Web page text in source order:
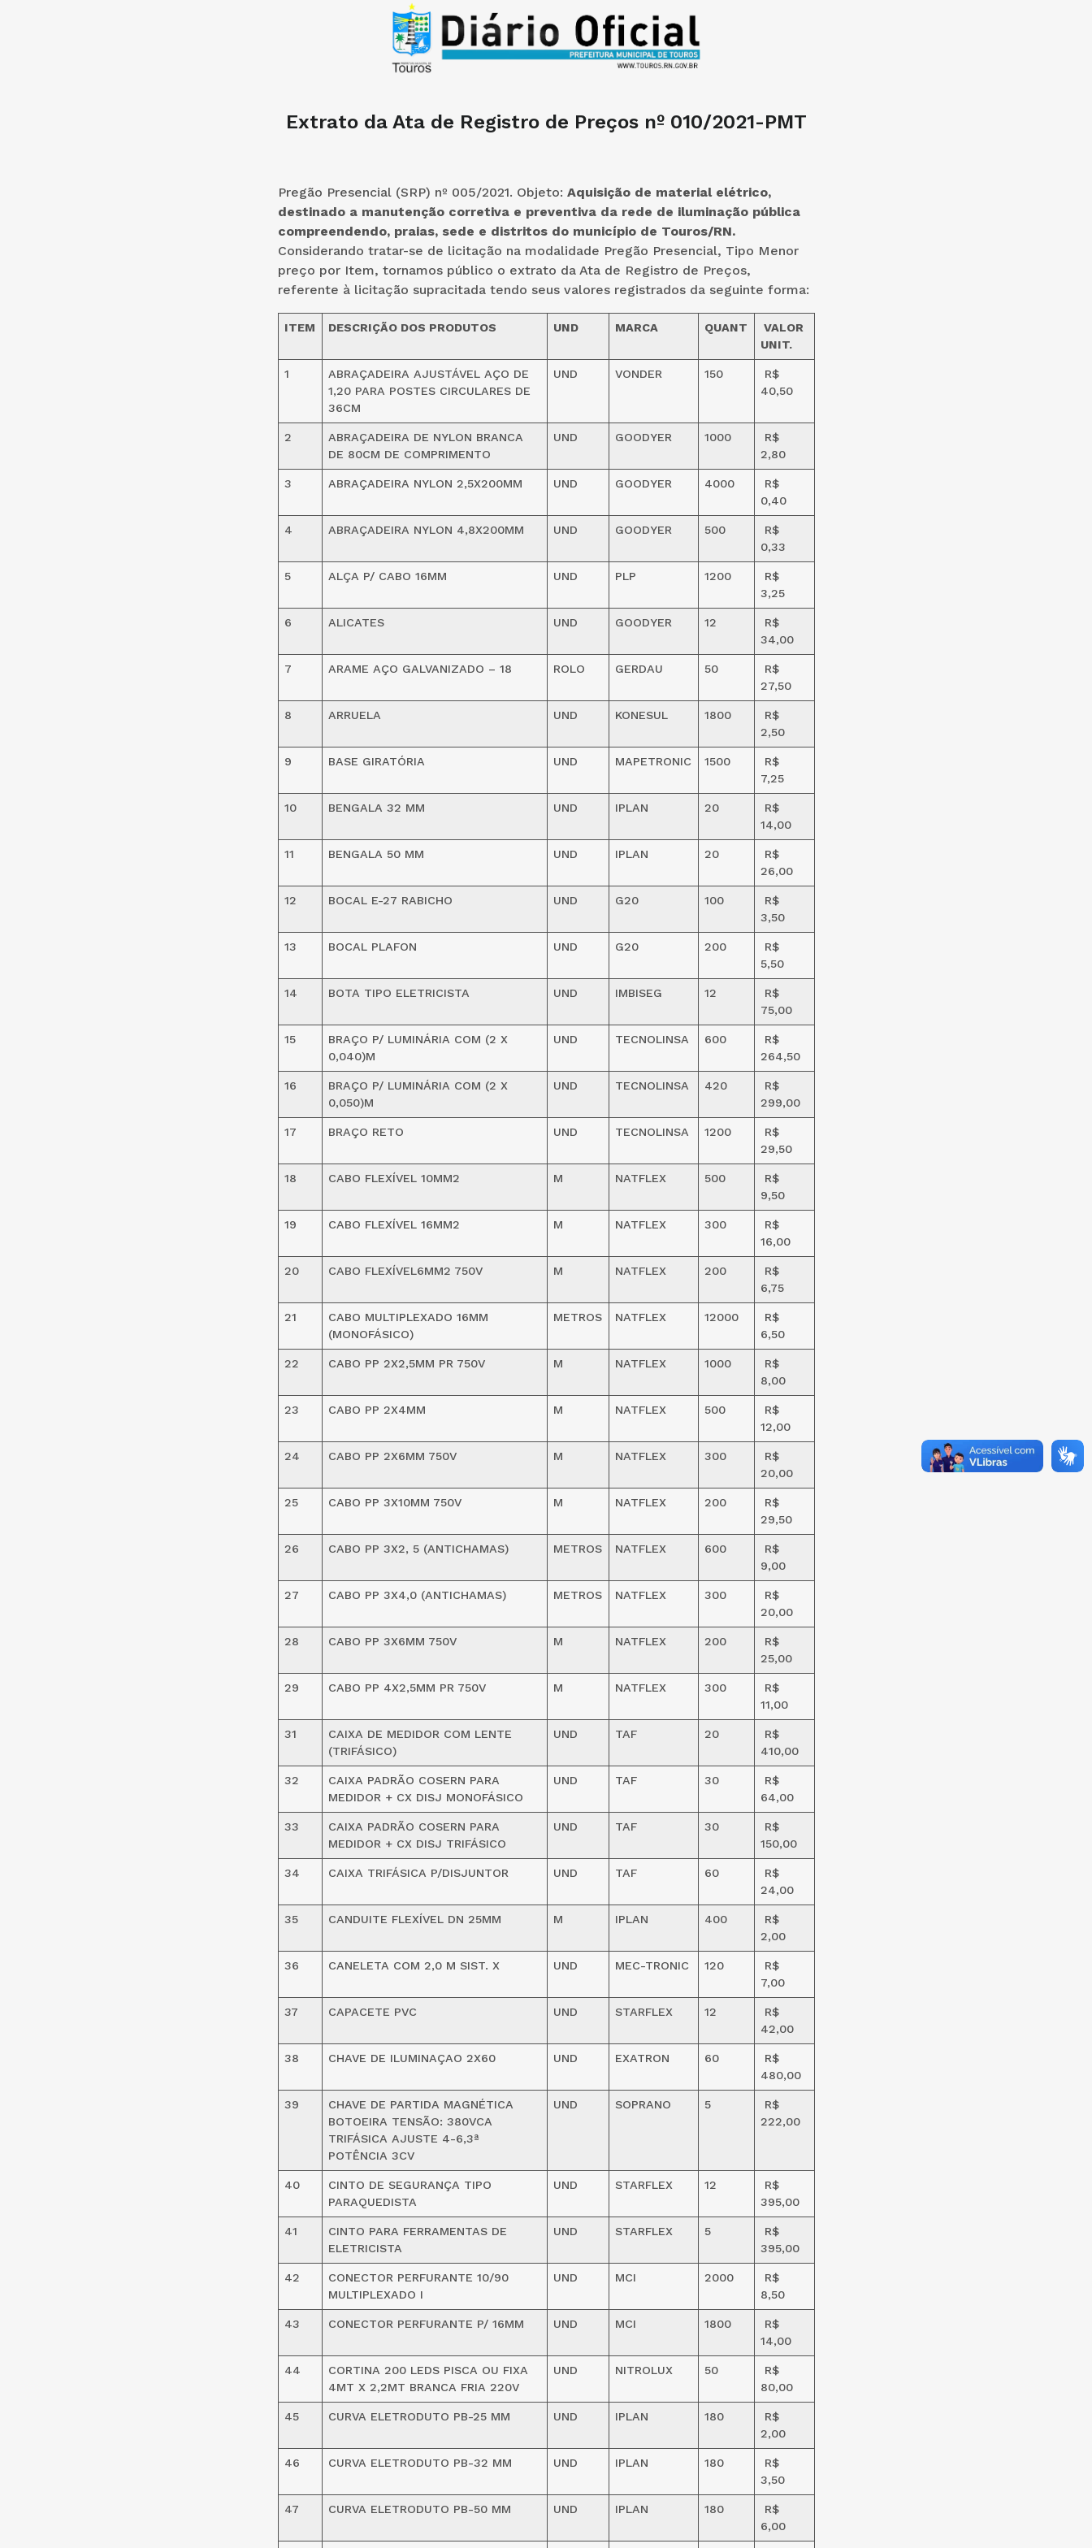
Extrato da Ata de Registro de Preços nº 010/2021-PMT
Pregão Presencial (SRP) nº 005/2021. Objeto: Aquisição de material elétrico,
destinado a manutenção corretiva e preventiva da rede de iluminação pública
compreendendo, praias, sede e distritos do município de Touros/RN.
Considerando tratar-se de licitação na modalidade Pregão Presencial, Tipo Menor
preço por Item, tornamos público o extrato da Ata de Registro de Preços,
referente à licitação supracitada tendo seus valores registrados da seguinte forma:
ITEM DESCRIÇÃO DOS PRODUTOS UND MARCA QUANT
VALOR
UNIT.
1
ABRAÇADEIRA AJUSTÁVEL AÇO DE
1,20 PARA POSTES CIRCULARES DE
36CM
UND VONDER 150
R$
40,50
2
ABRAÇADEIRA DE NYLON BRANCA
DE 80CM DE COMPRIMENTO
UND GOODYER 1000
R$
2,80
3 ABRAÇADEIRA NYLON 2,5X200MM UND GOODYER 4000
R$
0,40
4 ABRAÇADEIRA NYLON 4,8X200MM UND GOODYER 500
R$
0,33
5 ALÇA P/ CABO 16MM UND PLP 1200
R$
3,25
6 ALICATES UND GOODYER 12
R$
34,00
7 ARAME AÇO GALVANIZADO – 18 ROLO GERDAU 50
R$
27,50
8 ARRUELA UND KONESUL 1800
R$
2,50
9 BASE GIRATÓRIA UND MAPETRONIC 1500
R$
7,25
10 BENGALA 32 MM UND IPLAN 20
R$
14,00
11 BENGALA 50 MM UND IPLAN 20
R$
26,00
12 BOCAL E-27 RABICHO UND G20 100
R$
3,50
13 BOCAL PLAFON UND G20 200
R$
5,50
14 BOTA TIPO ELETRICISTA UND IMBISEG 12
R$
75,00
15
BRAÇO P/ LUMINÁRIA COM (2 X
0,040)M
UND TECNOLINSA 600
R$
264,50
16
BRAÇO P/ LUMINÁRIA COM (2 X
0,050)M
UND TECNOLINSA 420
R$
299,00
17 BRAÇO RETO UND TECNOLINSA 1200
R$
29,50
18 CABO FLEXÍVEL 10MM2 M NATFLEX 500
R$
9,50
19 CABO FLEXÍVEL 16MM2 M NATFLEX 300
R$
16,00
20 CABO FLEXÍVEL6MM2 750V M NATFLEX 200
R$
6,75
21
CABO MULTIPLEXADO 16MM
(MONOFÁSICO)
METROS NATFLEX 12000
R$
6,50
22 CABO PP 2X2,5MM PR 750V M NATFLEX 1000
R$
8,00
23 CABO PP 2X4MM M NATFLEX 500
R$
12,00
24 CABO PP 2X6MM 750V M NATFLEX 300
R$
20,00
25 CABO PP 3X10MM 750V M NATFLEX 200
R$
29,50
26 CABO PP 3X2, 5 (ANTICHAMAS) METROS NATFLEX 600
R$
9,00
27 CABO PP 3X4,0 (ANTICHAMAS) METROS NATFLEX 300
R$
20,00
28 CABO PP 3X6MM 750V M NATFLEX 200
R$
25,00
29 CABO PP 4X2,5MM PR 750V M NATFLEX 300
R$
11,00
31
CAIXA DE MEDIDOR COM LENTE
(TRIFÁSICO)
UND TAF 20
R$
410,00
32
CAIXA PADRÃO COSERN PARA
MEDIDOR + CX DISJ MONOFÁSICO
UND TAF 30
R$
64,00
33
CAIXA PADRÃO COSERN PARA
MEDIDOR + CX DISJ TRIFÁSICO
UND TAF 30
R$
150,00
34 CAIXA TRIFÁSICA P/DISJUNTOR UND TAF 60
R$
24,00
35 CANDUITE FLEXÍVEL DN 25MM M IPLAN 400
R$
2,00
36 CANELETA COM 2,0 M SIST. X UND MEC-TRONIC 120
R$
7,00
37 CAPACETE PVC UND STARFLEX 12
R$
42,00
38 CHAVE DE ILUMINAÇAO 2X60 UND EXATRON 60
R$
480,00
39
CHAVE DE PARTIDA MAGNÉTICA
BOTOEIRA TENSÃO: 380VCA
TRIFÁSICA AJUSTE 4-6,3ª
POTÊNCIA 3CV
UND SOPRANO 5
R$
222,00
40
CINTO DE SEGURANÇA TIPO
PARAQUEDISTA
UND STARFLEX 12
R$
395,00
41
CINTO PARA FERRAMENTAS DE
ELETRICISTA
UND STARFLEX 5
R$
395,00
42
CONECTOR PERFURANTE 10/90
MULTIPLEXADO I
UND MCI 2000
R$
8,50
43 CONECTOR PERFURANTE P/ 16MM UND MCI 1800
R$
14,00
44
CORTINA 200 LEDS PISCA OU FIXA
4MT X 2,2MT BRANCA FRIA 220V
UND NITROLUX 50
R$
80,00
45 CURVA ELETRODUTO PB-25 MM UND IPLAN 180
R$
2,00
46 CURVA ELETRODUTO PB-32 MM UND IPLAN 180
R$
3,50
47 CURVA ELETRODUTO PB-50 MM UND IPLAN 180
R$
6,00